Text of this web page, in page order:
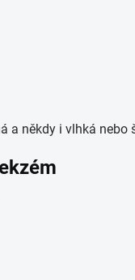
a někdy i vlhká nebo